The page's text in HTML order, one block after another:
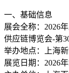
一、基础信息
展会全称：2026
供应链博览会-第
举办地点：上海
展览日期：2026年